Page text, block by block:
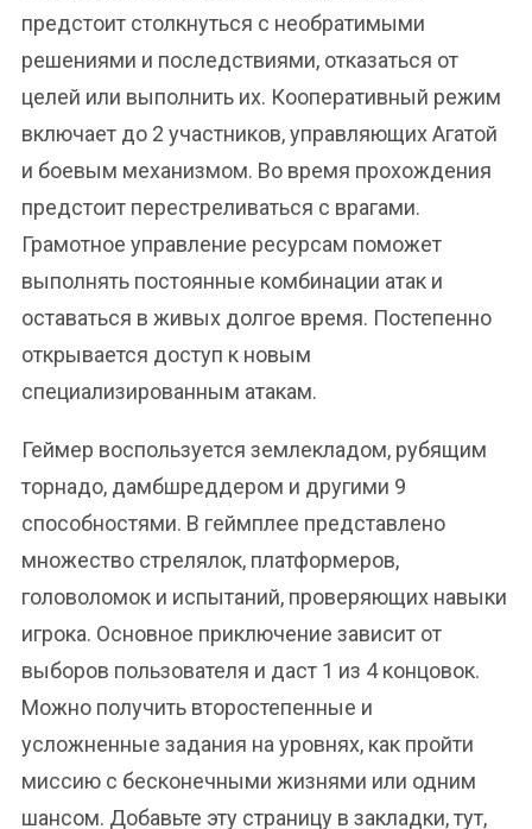
предстоит столкнуться с необратимыми
решениями и последствиями, отказаться от
целей или выполнить их. Кооперативный режим
включает до 2 участников, управляющих Агатой
и боевым механизмом. Во время прохождения
предстоит перестреливаться с врагами.
Грамотное управление ресурсам поможет
выполнять постоянные комбинации атак и
оставаться в живых долгое время. Постепенно
открывается доступ к новым
специализированным атакам.
Геймер воспользуется землекладом, рубящим
торнадо, дамбшреддером и другими 9
способностями. В геймплее представлено
множество стрелялок, платформеров,
головоломок и испытаний, проверяющих навыки
игрока. Основное приключение зависит от
выборов пользователя и даст 1 из 4 концовок.
Можно получить второстепенные и
усложненные задания на уровнях, как пройти
миссию с бесконечными жизнями или одним
шансом. Добавьте эту страницу в закладки, тут,